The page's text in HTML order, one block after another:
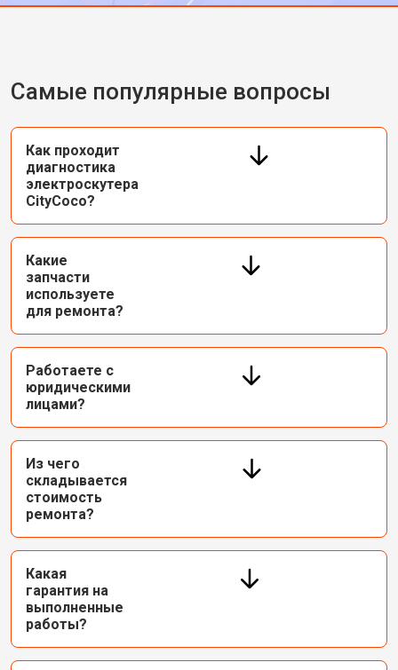
Самые популярные вопросы
Как проходит
диагностика
электроскутера
CityCoco?
Какие
запчасти
используете
для ремонта?
Работаете с
юридическими
лицами?
Из чего
складывается
стоимость
ремонта?
Какая
гарантия на
выполненные
работы?